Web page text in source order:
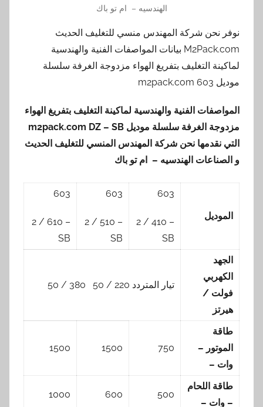
الهندسيه – ام تو باك
نوفر نحن شركة المهندس منسي للتغليف الحديث
M2Pack.com بيانات المواصفات الفنية والهندسية
لماكينة التغليف بتفريغ الهواء مزدوجة الغرفة سلسلة
موديل m2pack.com 603
المواصفات الفنية والهندسية لماكينة التغليف بتفريغ الهواء
مزدوجة الغرفة سلسلة موديل
m2pack.com DZ – SB
التي نقدمها نحن شركة المهندس المنسي للتغليف الحديث
و الصناعات الهندسيه – ام تو باك
الموديل
603
– 410 / 2
SB
603
– 510 / 2
SB
603
– 610 / 2
SB
الجهد
الكهربي
فولت /
هيرتز
تيار المتردد 220 / 50 380 / 50
طاقة
الموتور –
وات –
750
1500
1500
طاقة اللحام
– وات –
500
600
1000